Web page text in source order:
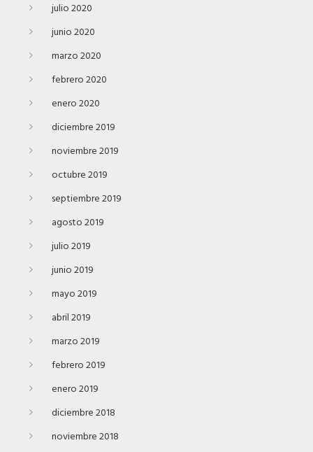
julio 2020
junio 2020
marzo 2020
febrero 2020
enero 2020
diciembre 2019
noviembre 2019
octubre 2019
septiembre 2019
agosto 2019
julio 2019
junio 2019
mayo 2019
abril 2019
marzo 2019
febrero 2019
enero 2019
diciembre 2018
noviembre 2018